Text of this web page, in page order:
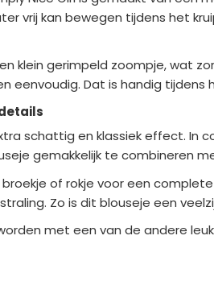
vrij kan bewegen tijdens het
klein gerimpeld zoompje, wat
eenvoudig. Dat is handig
schattig en klassiek effect. In
gemakkelijk te combineren
of rokje voor een
Zo is dit blouseje een
met een van de andere